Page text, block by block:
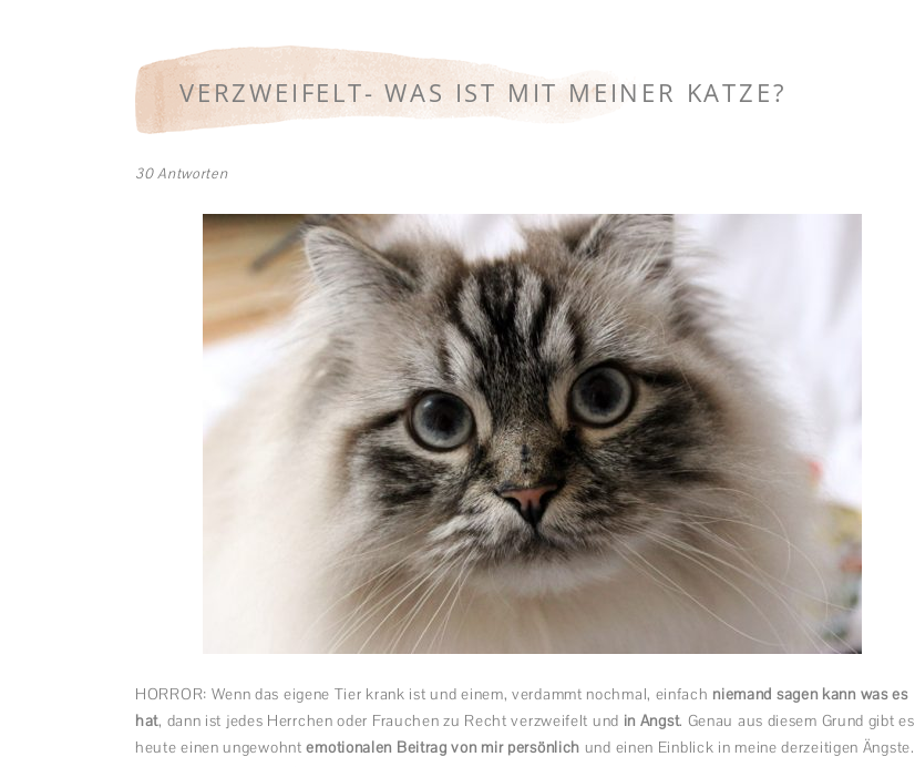
VERZWEIFELT- WAS IST MIT MEINER KATZE?
30 Antworten
HORROR: Wenn das eigene Tier krank ist und einem, verdammt nochmal, einfach niemand sagen kann was es
hat, dann ist jedes Herrchen oder Frauchen zu Recht verzweifelt und in Angst. Genau aus diesem Grund gibt es
heute einen ungewohnt emotionalen Beitrag von mir persönlich und einen Einblick in meine derzeitigen Ängste.